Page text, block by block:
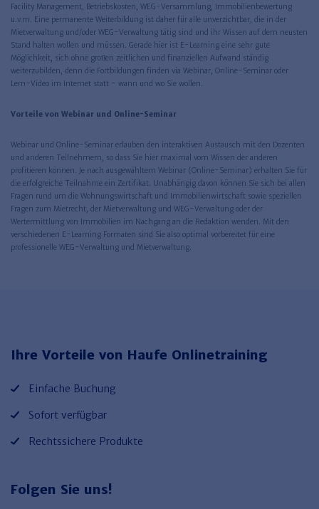
Facility Management, Betriebskosten, WEG-Versammlung, Immobilienbewertung
u.v.m. Eine permanente Weiterbildung ist daher für alle unverzichtbar, die in der
Mietverwaltung und/oder WEG-Verwaltung tätig sind und ihr Wissen auf dem neusten
Stand halten wollen und müssen. Gerade hier ist E-Learning eine sehr gute
Möglichkeit, sich ohne großen zeitlichen und finanziellen Aufwand ständig
weiterzubilden, denn die Fortbildungen finden via Webinar, Online-Seminar oder
Lern-Video im Internet statt - wann und wo Sie wollen.
Vorteile von Webinar und Online-Seminar
Webinar und Online-Seminar erlauben den interaktiven Austausch mit den Dozenten
und anderen Teilnehmern, so dass Sie hier maximal vom Wissen der anderen
profitieren können. Je nach ausgewähltem Webinar (Online-Seminar) erhalten Sie für
die erfolgreiche Teilnahme ein Zertifikat. Unabhängig davon können Sie sich bei allen
Fragen rund um die Wohnungswirtschaft und Immobilienwirtschaft sowie speziellen
Fragen zum Mietrecht, der Mietverwaltung und WEG-Verwaltung oder der
Wertermittlung von Immobilien im Nachgang an die Redaktion wenden. Mit den
verschiedenen E-Learning Formaten sind Sie also optimal vorbereitet für eine
professionelle WEG-Verwaltung und Mietverwaltung.
Ihre Vorteile von Haufe Onlinetraining
Einfache Buchung
Sofort verfügbar
Rechtssichere Produkte
Folgen Sie uns!